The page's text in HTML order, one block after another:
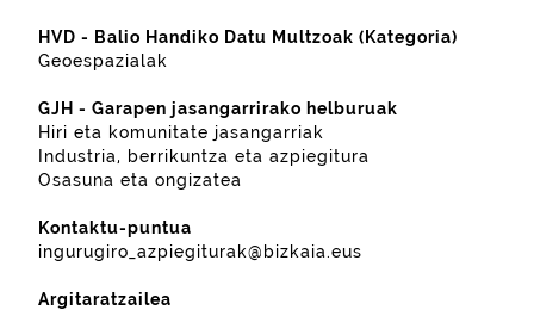
HVD - Balio Handiko Datu Multzoak (Kategoria)
Geoespazialak
GJH - Garapen jasangarrirako helburuak
Hiri eta komunitate jasangarriak
Industria, berrikuntza eta azpiegitura
Osasuna eta ongizatea
Kontaktu-puntua
ingurugiro_azpiegiturak@bizkaia.eus
Argitaratzailea